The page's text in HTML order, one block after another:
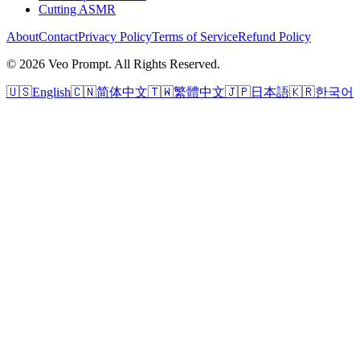
Cutting ASMR
AboutContactPrivacy PolicyTerms of ServiceRefund Policy
© 2026 Veo Prompt. All Rights Reserved.
🇺🇸English🇨🇳简体中文🇹🇼繁體中文🇯🇵日本語🇰🇷한국어